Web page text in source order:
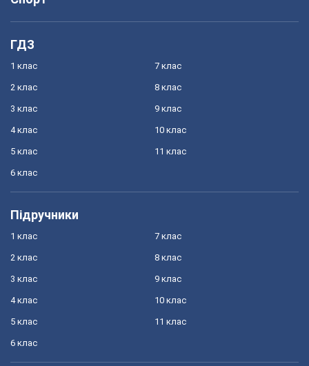
ГДЗ
1 клас
2 клас
3 клас
4 клас
5 клас
6 клас
7 клас
8 клас
9 клас
10 клас
11 клас
Підручники
1 клас
2 клас
3 клас
4 клас
5 клас
6 клас
7 клас
8 клас
9 клас
10 клас
11 клас